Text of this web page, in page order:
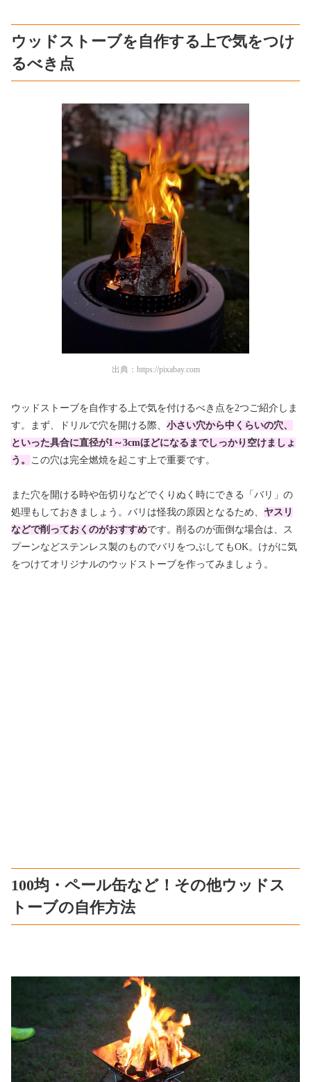
ウッドストーブを自作する上で気をつけ
るべき点
出典： https://pixabay.com
ウッドストーブを 自作する上で気を付けるべき点を2つご紹介 しま
す。まず、ドリルで穴を開ける際、 小さい穴から中くらいの穴、
といった具合に直径が1～3cmほどになるまでしっかり空けましょ
う。
この穴は完全燃焼を起こす上で重要です。
また穴を開ける時や缶切りなどでくりぬく時にできる「バリ」の
処理もしておきましょう。バリは怪我の原因となるため、 ヤスリ
などで削っておくのがおすすめです。削るのが面倒な場合は、
ス
プーンなどステンレス製のものでバリをつぶしてもOK。けがに気
をつけてオリジナルのウッドストーブを作ってみましょう。
100均・ペール缶など！その他ウッドス
トーブの自作方法